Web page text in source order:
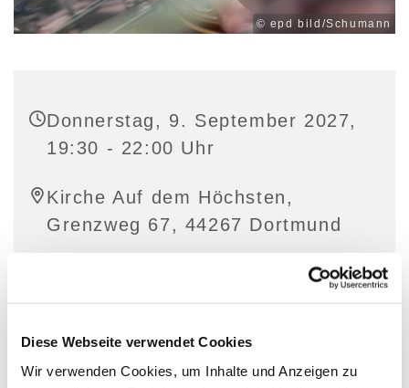
Diese Webseite verwendet Cookies
Wir verwenden Cookies, um Inhalte und Anzeigen zu
© epd bild/Schumann
Donnerstag, 9. September 2027,
19:30 - 22:00 Uhr
Kirche Auf dem Höchsten,
Grenzweg 67, 44267 Dortmund